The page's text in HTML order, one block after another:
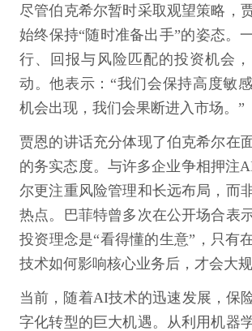
尽管伯克希尔暂时采取观望策略，
始终保持“随时准备出手”的姿态。
行、回报与风险匹配的投资机会
动。他表示：“我们会保持高度敏
机会出现，我们会果断进入市场。”
贾恩的讲话充分体现了伯克希尔在
的务实态度。与许多企业争相押注
尔更注重风险管理和长远布局，而
热点。巴菲特曾多次在公开场合表
投资理念是“看得懂的生意”，只有
技术如何影响核心业务后，才会大规
当前，随着AI技术的迅速发展，保
字化转型的巨大机遇。从利用机器